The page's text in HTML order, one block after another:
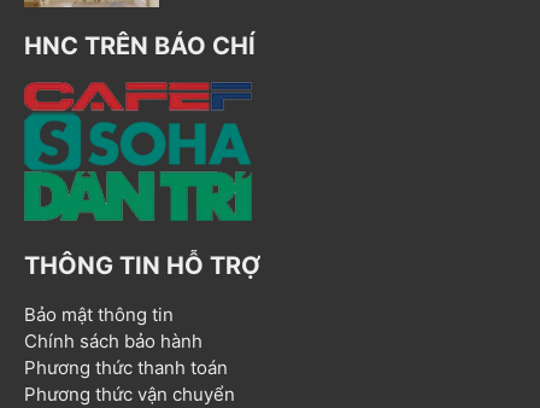
HNC TRÊN BÁO CHÍ
THÔNG TIN HỖ TRỢ
Bảo mật thông tin
Chính sách bảo hành
Phương thức thanh toán
Phương thức vận chuyển